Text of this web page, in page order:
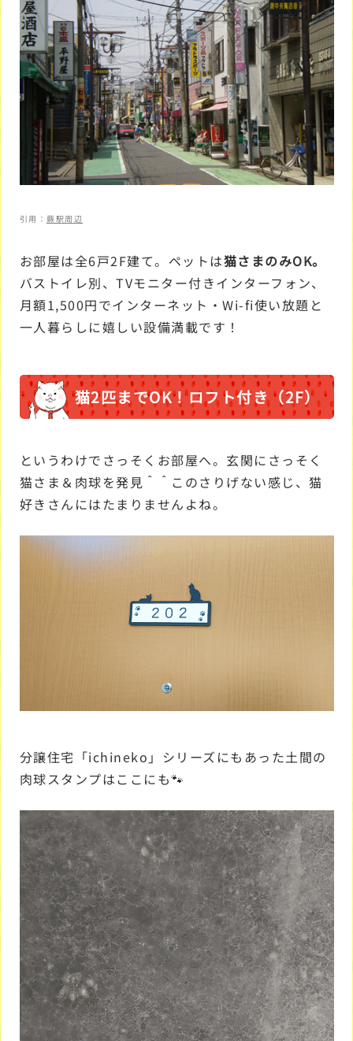
引用： 蕨駅周辺
お部屋は全6戸2F建て。ペットは猫さまのみOK。
バストイレ別、TVモニター付きインターフォン、
月額1,500円でインターネット・Wi-fi使い放題と
一人暮らしに嬉しい設備満載です！
猫2匹までOK！ロフト付き（2F）
というわけでさっそくお部屋へ。玄関にさっそく
猫さま＆肉球を発見＾＾このさりげない感じ、猫
好きさんにはたまりませんよね。
分譲住宅「ichineko」シリーズにもあった土間の
肉球スタンプはここにも🐾